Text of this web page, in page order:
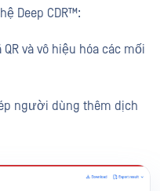
Deep CDR™:
và vô hiệu hóa các mối
người dùng thêm dịch